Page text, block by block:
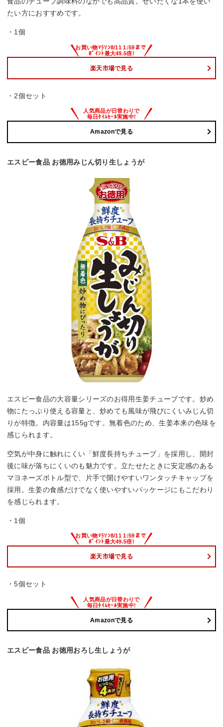
たい方におすすめです。
・1個
楽天市場で見る
・2個セット
Amazonで見る
エスビー食品 お徳用みじん切り生しょうが
エスビー食品の大容量シリーズのお得用生姜チューブです。炒め
物にたっぷり使える容量と、炒めても風味が飛びにくいみじん切
りが特徴。内容量は155gです。無着色のため、生姜本来の色味を
感じられます。
空気が中身に触れにくい「鮮度長持ちチューブ」を採用し、開封
後に味が落ちにくいのも魅力です。立たせたときに安定感のある
マヨネーズボトル型で、片手で開けやすいワンタッチキャップを
採用。生姜の食感だけでなく使いやすいパッケージにもこだわり
を感じられます。
・1個
楽天市場で見る
・5個セット
Amazonで見る
エスビー食品 お徳用おろし生しょうが